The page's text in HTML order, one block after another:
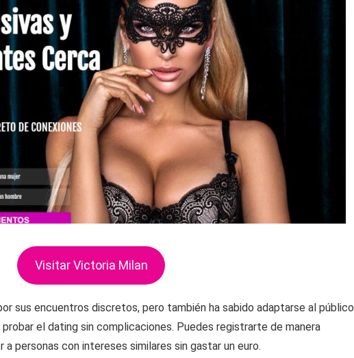
Visitar Victoria Milan
sus encuentros discretos, pero también ha sabido adaptarse al público
el dating sin complicaciones. Puedes registrarte de manera
personas con intereses similares sin gastar un euro.